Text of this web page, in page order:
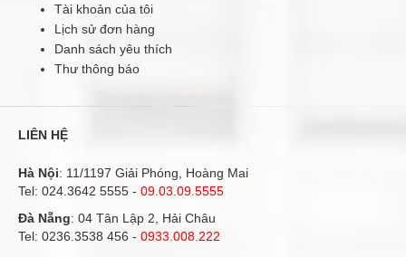
Tài khoản của tôi
Lịch sử đơn hàng
Danh sách yêu thích
Thư thông báo
LIÊN HỆ
Hà Nội: 11/1197 Giải Phóng, Hoàng Mai
Tel: 024.3642 5555 - 09.03.09.5555
Đà Nẵng: 04 Tân Lập 2, Hải Châu
Tel: 0236.3538 456 - 0933.008.222